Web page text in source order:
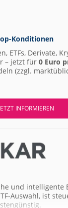
Konditionen
ETFs, Derivate,
– jetzt für 0 Euro
(zzgl.
INFORMIEREN
und intelligente
Auswahl, ist